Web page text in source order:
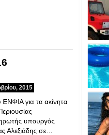
2015
για τα ακίνητα
υπουργός
Αλεξιάδης σε…